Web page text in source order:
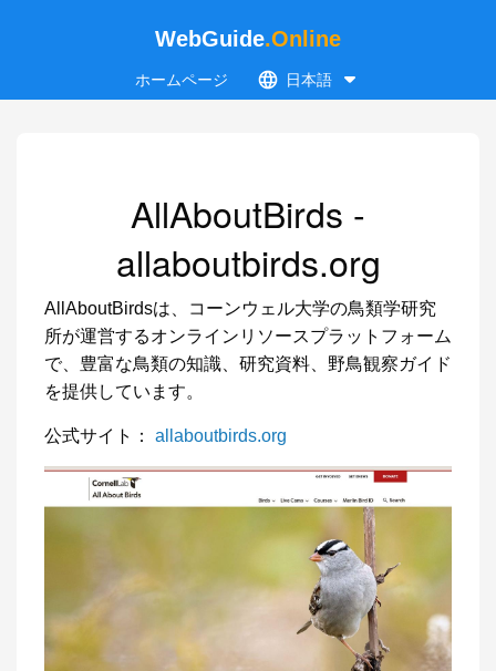
WebGuide.Online
ホームページ 日本語
AllAboutBirds -
allaboutbirds.org
AllAboutBirdsは、コーンウェル大学の鳥類学研究
所が運営するオンラインリソースプラットフォーム
で、豊富な鳥類の知識、研究資料、野鳥観察ガイド
を提供しています。
公式サイト： allaboutbirds.org